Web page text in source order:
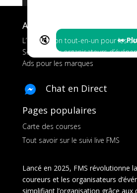
🔇 👀
A propos de FMS
L’application tout-en-un pour les
Services aux organisateurs
Ads pour les marques
Chat en Direct
Pages populaires
Carte des courses
Tout savoir sur le suivi live FMS
Lancé en 2025, FMS révolutionne
coureurs et les organisateurs
simplifiant l’organisation grâce aux